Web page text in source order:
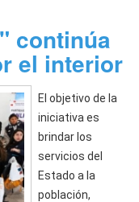
continúa
el interior
El objetivo de la
iniciativa es
brindar los
servicios del
Estado a la
población,